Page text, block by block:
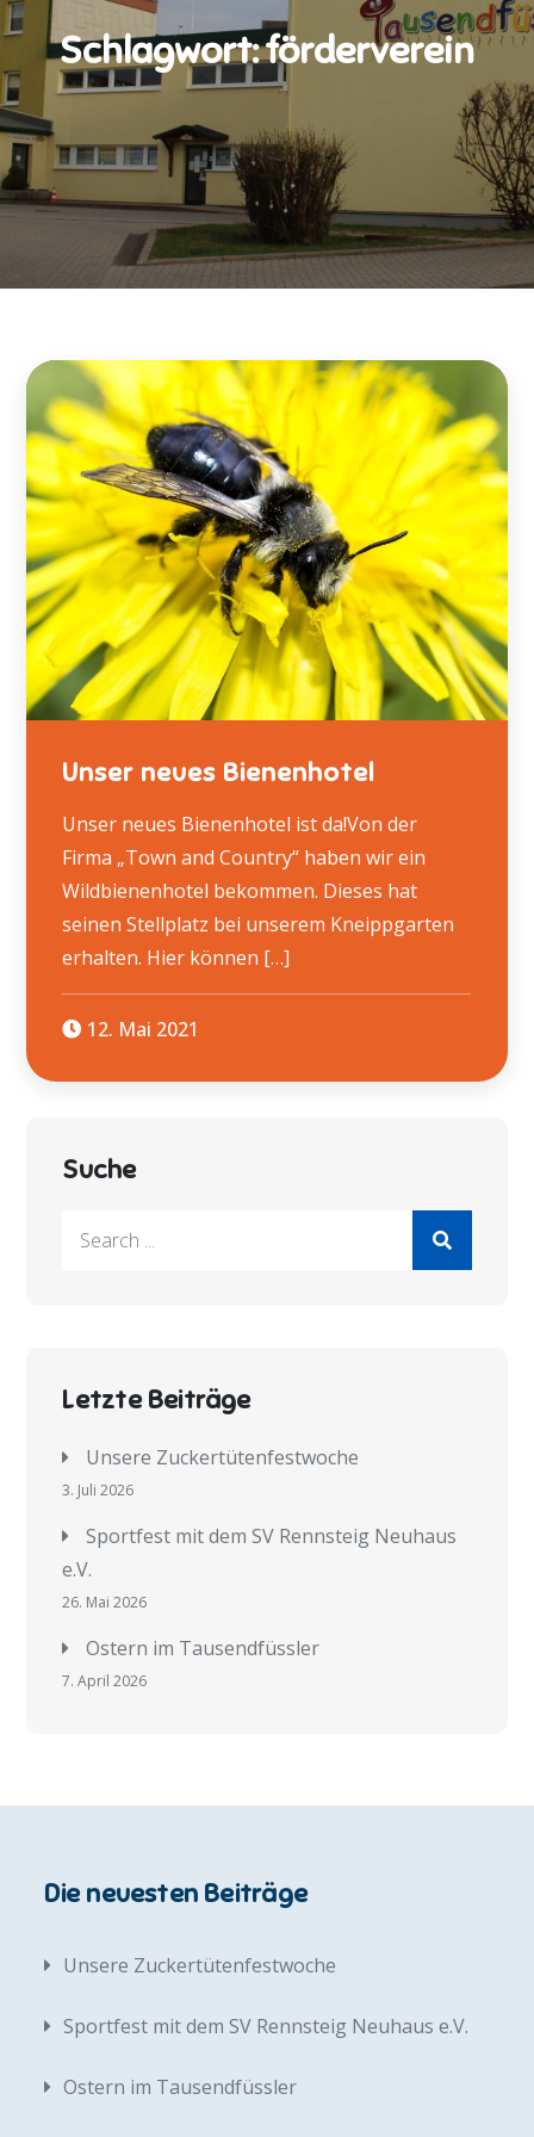
Schlagwort:förderverein
Unser neues Bienenhotel
Unser neues Bienenhotel ist da!Von der
Firma „Town and Country“ haben wir ein
Wildbienenhotel bekommen. Dieses hat
seinen Stellplatz bei unserem Kneippgarten
erhalten. Hier können […]
12. Mai 2021
Suche
Letzte Beiträge
Unsere Zuckertütenfestwoche
3. Juli 2026
Sportfest mit dem SV Rennsteig Neuhaus
e.V.
26. Mai 2026
Ostern im Tausendfüssler
7. April 2026
Die neuesten Beiträge
Unsere Zuckertütenfestwoche
Sportfest mit dem SV Rennsteig Neuhaus e.V.
Ostern im Tausendfüssler